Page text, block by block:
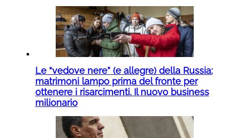
Le “vedove nere” (e allegre) della Russia:
matrimoni lampo prima del fronte per
ottenere i risarcimenti. Il nuovo business
milionario